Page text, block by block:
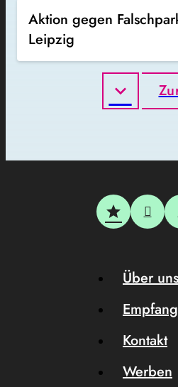
Aktion gegen
Leipzig
Über uns
Empfang
Kontakt
Werben